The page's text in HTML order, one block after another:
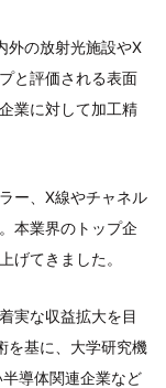
外の放射光施設やX
と評価される表面
業に対して加工精
ー、X線やチャネル
本業界のトップ企
げてきました。
実な収益拡大を目
を基に、大学研究機
導体関連企業など